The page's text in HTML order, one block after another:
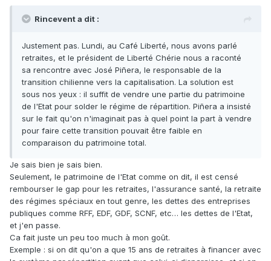
Rincevent a dit :
Justement pas. Lundi, au Café Liberté, nous avons parlé
retraites, et le président de Liberté Chérie nous a raconté
sa rencontre avec José Piñera, le responsable de la
transition chilienne vers la capitalisation. La solution est
sous nos yeux : il suffit de vendre une partie du patrimoine
de l'Etat pour solder le régime de répartition. Piñera a insisté
sur le fait qu'on n'imaginait pas à quel point la part à vendre
pour faire cette transition pouvait être faible en
comparaison du patrimoine total.
Je sais bien je sais bien.
Seulement, le patrimoine de l'Etat comme on dit, il est censé
rembourser le gap pour les retraites, l'assurance santé, la retraite
des régimes spéciaux en tout genre, les dettes des entreprises
publiques comme RFF, EDF, GDF, SCNF, etc… les dettes de l'Etat,
et j'en passe.
Ca fait juste un peu too much à mon goût.
Exemple : si on dit qu'on a que 15 ans de retraites à financer avec